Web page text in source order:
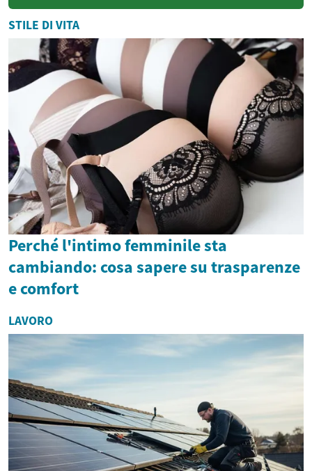
immagine, capace di
esprimere personalità e stile.
Valorizzare ...
STILE DI VITA
Perché l'intimo femminile sta
cambiando: cosa sapere su trasparenze
e comfort
LAVORO